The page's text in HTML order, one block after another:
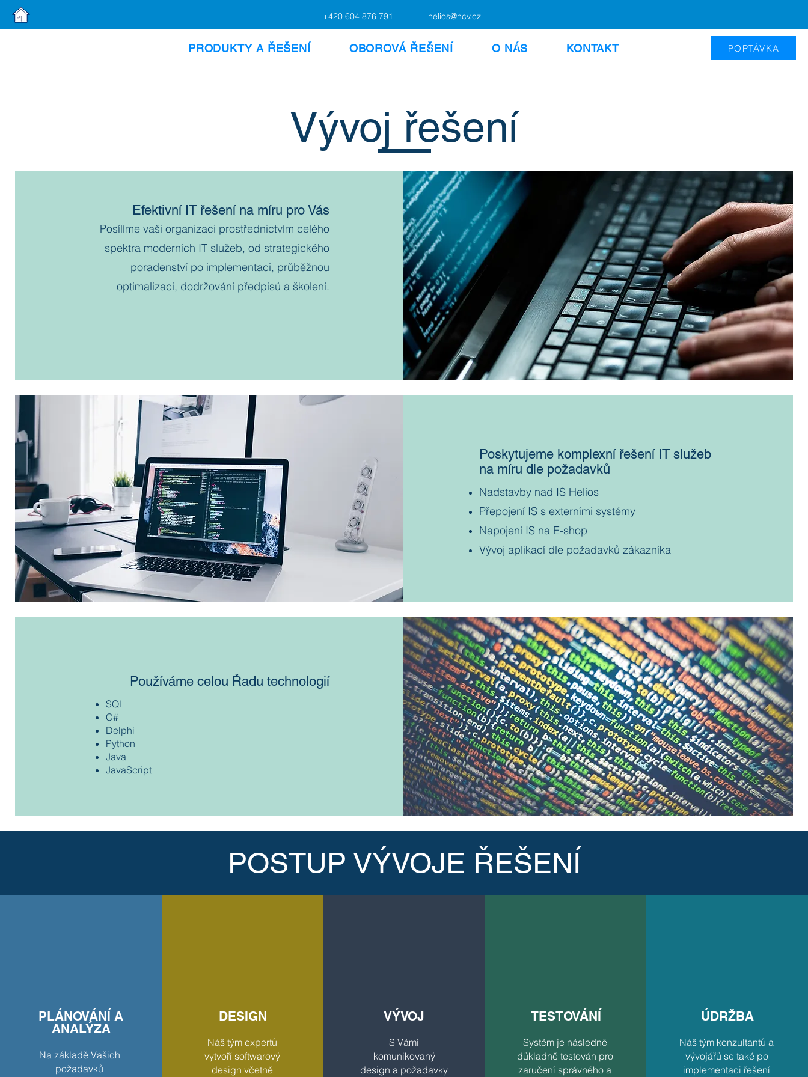
+420 604 876 791 helios@hcv.cz
POPTÁVKA
PRODUKTY A ŘEŠENÍ OBOROVÁ ŘEŠENÍ O NÁS KONTAKT
Vývoj řešení
Efektivní IT řešení na míru pro Vás
Posílíme vaši organizaci prostřednictvím celého
spektra moderních IT služeb, od strategického
poradenství po implementaci, průběžnou
optimalizaci, dodržování předpisů a školení.
Poskytujeme komplexní řešení IT služeb
na míru dle požadavků
Nadstavby nad IS Helios
Přepojení IS s externími systémy
Napojení IS na E-shop
Vývoj aplikací dle požadavků zákazníka
Používáme celou Řadu technologií
SQL
C#
Delphi
Python
Java
JavaScript
POSTUP VÝVOJE ŘEŠENÍ
PLÁNOVÁNÍ A
ANALÝZA
Na základě Vašich
požadavků
DESIGN
Náš tým expertů
vytvoří softwarový
design včetně
VÝVOJ
S Vámi
komunikovaný
design a požadavky
TESTOVÁNÍ
Systém je následně
důkladně testován pro
zaručení správného a
ÚDRŽBA
Náš tým konzultantů a
vývojářů se také po
implementaci řešení